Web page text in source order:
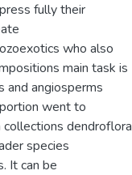
fully their
who also
main task is
and angiosperms
went to
dendroflora
species
It can be